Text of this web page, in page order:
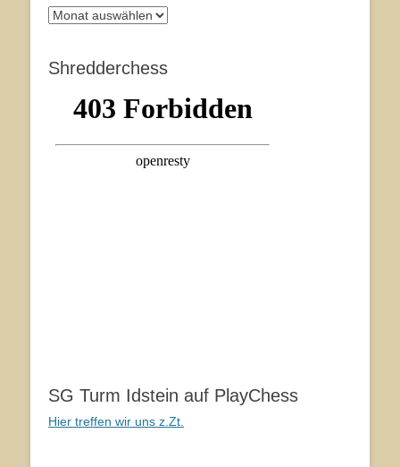
Archiv
Shredderchess
SG Turm Idstein auf PlayChess
Hier treffen wir uns z.Zt.